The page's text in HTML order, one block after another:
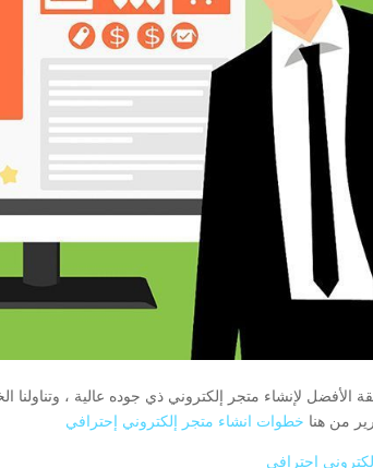
الأفضل لإنشاء متجر إلكتروني ذي جوده عالية ، وتناولنا
من هنا خطوات انشاء متجر إلكتروني إحترافي
إحترافي